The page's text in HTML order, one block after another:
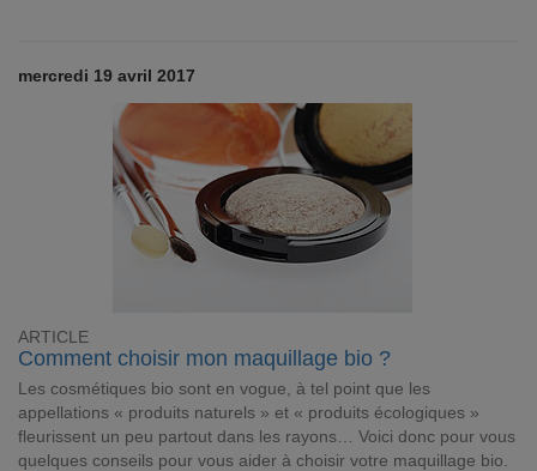
mercredi 19 avril 2017
ARTICLE
Comment choisir mon maquillage bio ?
Les cosmétiques bio sont en vogue, à tel point que les
appellations « produits naturels » et « produits écologiques »
fleurissent un peu partout dans les rayons… Voici donc pour vous
quelques conseils pour vous aider à choisir votre maquillage bio.